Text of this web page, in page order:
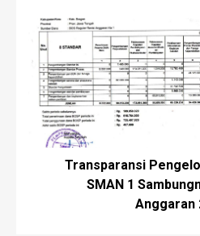
Transparansi
SMAN 1
Anggaran